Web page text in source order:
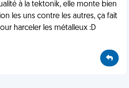
à la tektonik, elle monte bien
les uns contre les autres, ça fait
harceler les métalleux :D